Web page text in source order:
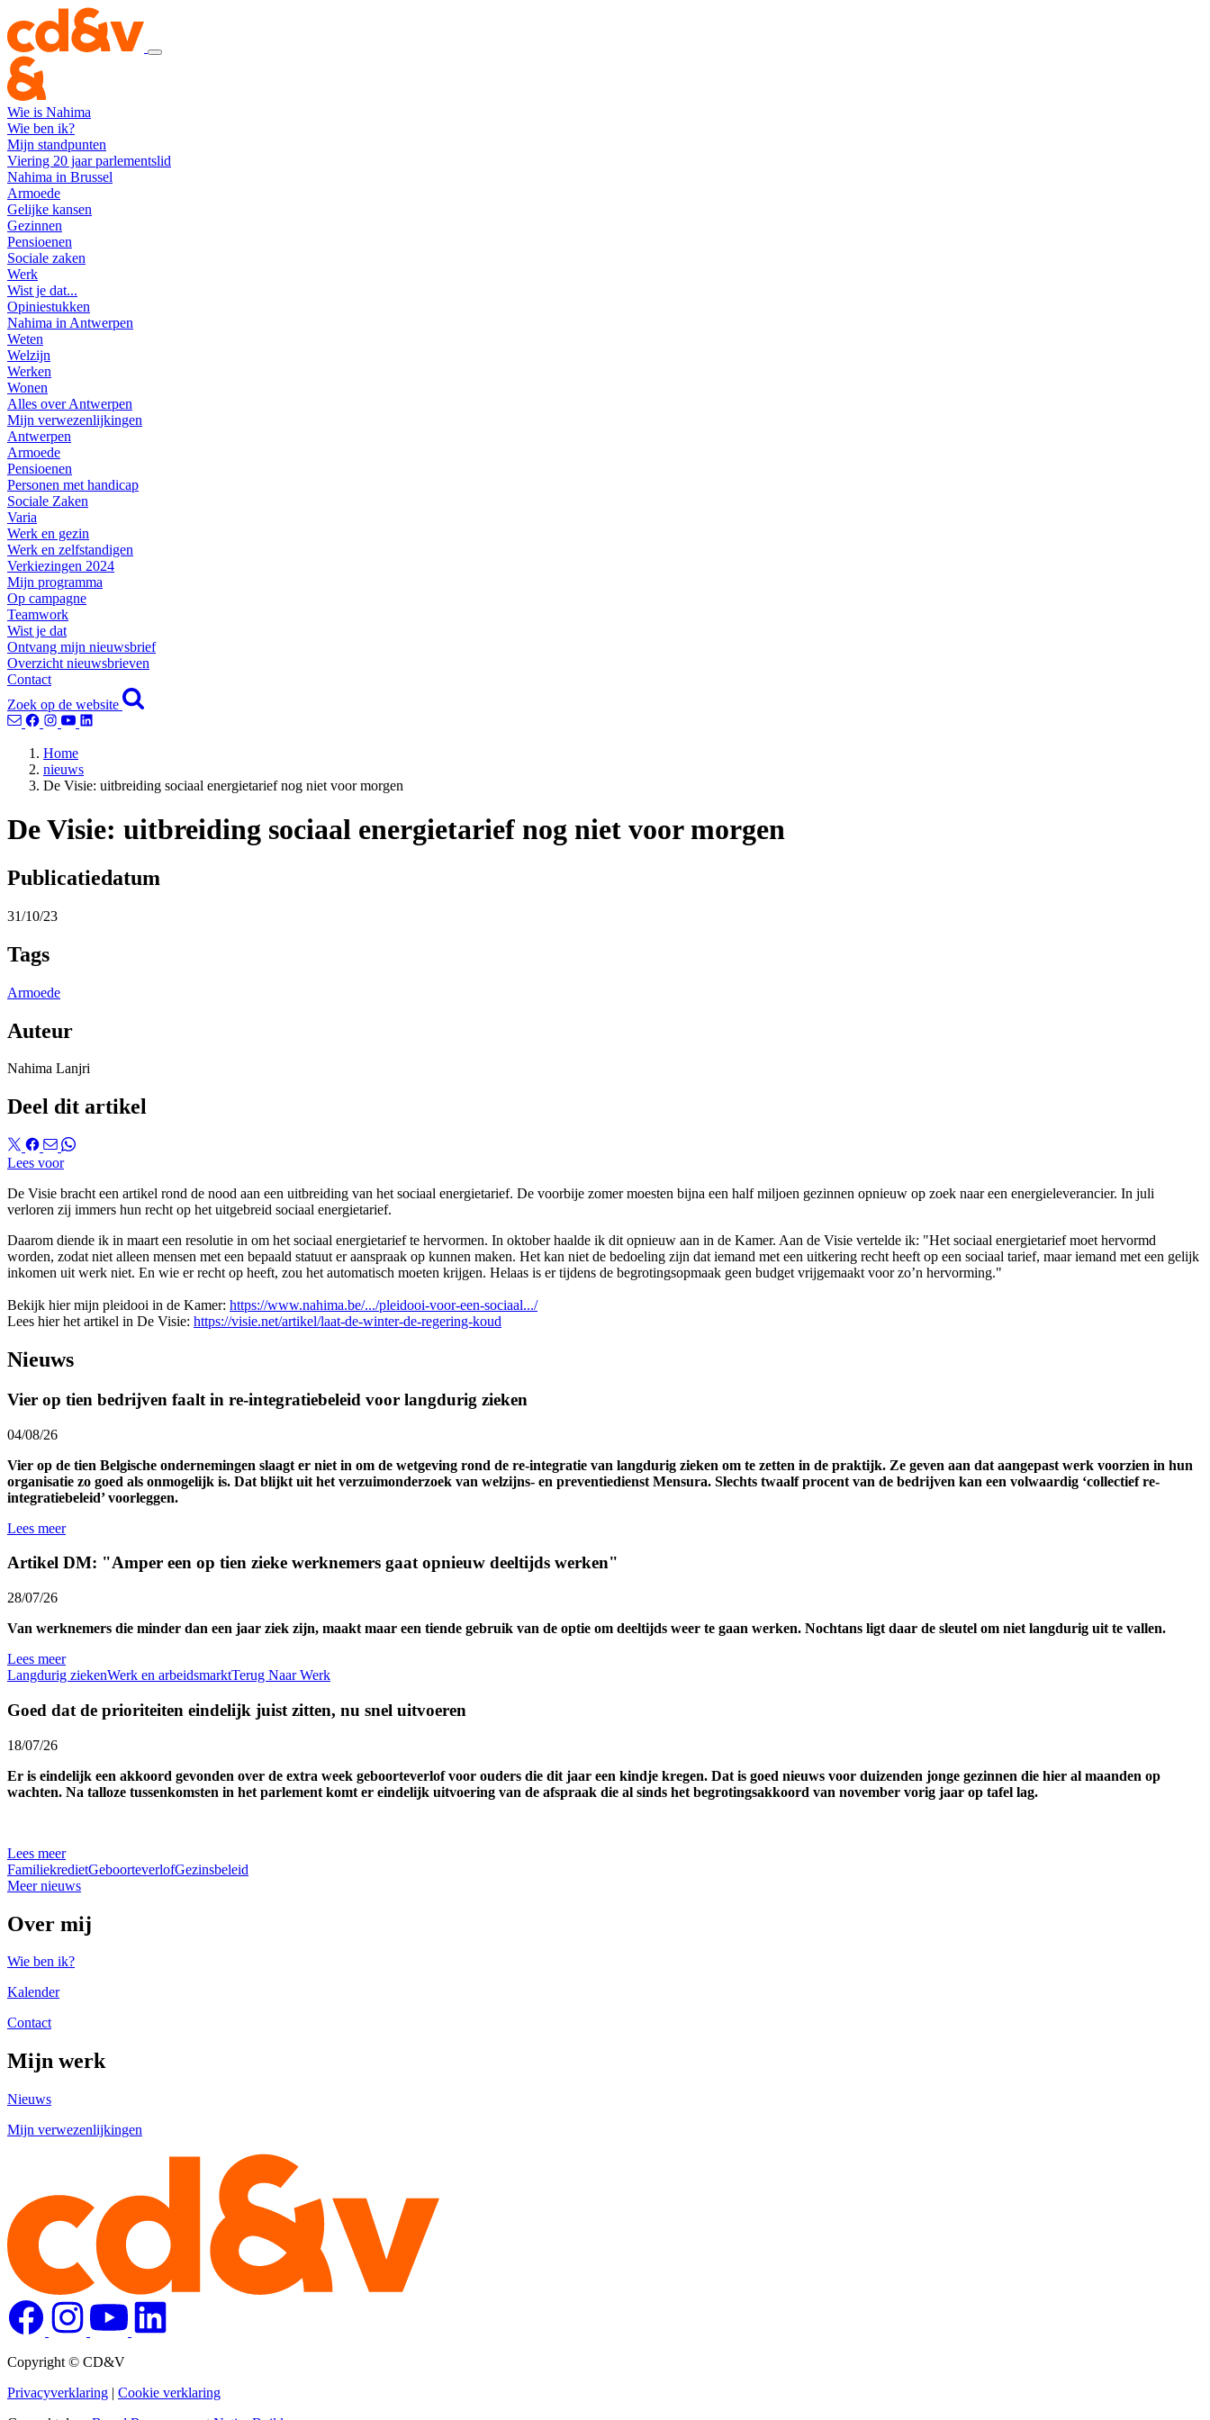
Wie is Nahima
Wie ben ik?
Mijn standpunten
Viering 20 jaar parlementslid
Nahima in Brussel
Armoede
Gelijke kansen
Gezinnen
Pensioenen
Sociale zaken
Werk
Wist je dat...
Opiniestukken
Nahima in Antwerpen
Weten
Welzijn
Werken
Wonen
Alles over Antwerpen
Mijn verwezenlijkingen
Antwerpen
Armoede
Pensioenen
Personen met handicap
Sociale Zaken
Varia
Werk en gezin
Werk en zelfstandigen
Verkiezingen 2024
Mijn programma
Op campagne
Teamwork
Wist je dat
Ontvang mijn nieuwsbrief
Overzicht nieuwsbrieven
Contact
Zoek op de website
Home
nieuws
De Visie: uitbreiding sociaal energietarief nog niet voor morgen
De Visie: uitbreiding sociaal energietarief nog niet voor morgen
Publicatiedatum
31/10/23
Tags
Armoede
Auteur
Nahima Lanjri
Deel dit artikel
Lees voor
De Visie bracht een artikel rond de nood aan een uitbreiding van het sociaal energietarief. De voorbije zomer moesten bijna een half miljoen gezinnen opnieuw op zoek naar een energieleverancier. In juli
verloren zij immers hun recht op het uitgebreid sociaal energietarief.
Daarom diende ik in maart een resolutie in om het sociaal energietarief te hervormen. In oktober haalde ik dit opnieuw aan in de Kamer. Aan de Visie vertelde ik: "Het sociaal energietarief moet hervormd
worden, zodat niet alleen mensen met een bepaald statuut er aanspraak op kunnen maken. Het kan niet de bedoeling zijn dat iemand met een uitkering recht heeft op een sociaal tarief, maar iemand met een gelijk
inkomen uit werk niet. En wie er recht op heeft, zou het automatisch moeten krijgen. Helaas is er tijdens de begrotingsopmaak geen budget vrijgemaakt voor zo’n hervorming."
Bekijk hier mijn pleidooi in de Kamer: https://www.nahima.be/.../pleidooi-voor-een-sociaal.../
Lees hier het artikel in De Visie: https://visie.net/artikel/laat-de-winter-de-regering-koud
Nieuws
Vier op tien bedrijven faalt in re-integratiebeleid voor langdurig zieken
04/08/26
Vier op de tien Belgische ondernemingen slaagt er niet in om de wetgeving rond de re-integratie van langdurig zieken om te zetten in de praktijk. Ze geven aan dat aangepast werk voorzien in hun
organisatie zo goed als onmogelijk is. Dat blijkt uit het verzuimonderzoek van welzijns- en preventiedienst Mensura. Slechts twaalf procent van de bedrijven kan een volwaardig ‘collectief re-
integratiebeleid’ voorleggen.
Lees meer
Artikel DM: "Amper een op tien zieke werknemers gaat opnieuw deeltijds werken"
28/07/26
Van werknemers die minder dan een jaar ziek zijn, maakt maar een tiende gebruik van de optie om deeltijds weer te gaan werken. Nochtans ligt daar de sleutel om niet langdurig uit te vallen.
Lees meer
Langdurig ziekenWerk en arbeidsmarktTerug Naar Werk
Goed dat de prioriteiten eindelijk juist zitten, nu snel uitvoeren
18/07/26
Er is eindelijk een akkoord gevonden over de extra week geboorteverlof voor ouders die dit jaar een kindje kregen. Dat is goed nieuws voor duizenden jonge gezinnen die hier al maanden op
wachten. Na talloze tussenkomsten in het parlement komt er eindelijk uitvoering van de afspraak die al sinds het begrotingsakkoord van november vorig jaar op tafel lag.
Lees meer
FamiliekredietGeboorteverlofGezinsbeleid
Meer nieuws
Over mij
Wie ben ik?
Kalender
Contact
Mijn werk
Nieuws
Mijn verwezenlijkingen
Copyright © CD&V
Privacyverklaring | Cookie verklaring